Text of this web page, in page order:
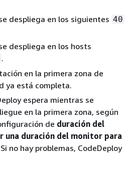
despliega en los siguientes 40
despliega en los hosts
.
en la primera zona de
ya está completa.
espera mientras se
en la primera zona, según
de duración del
una duración del monitor para
no hay problemas, CodeDeploy